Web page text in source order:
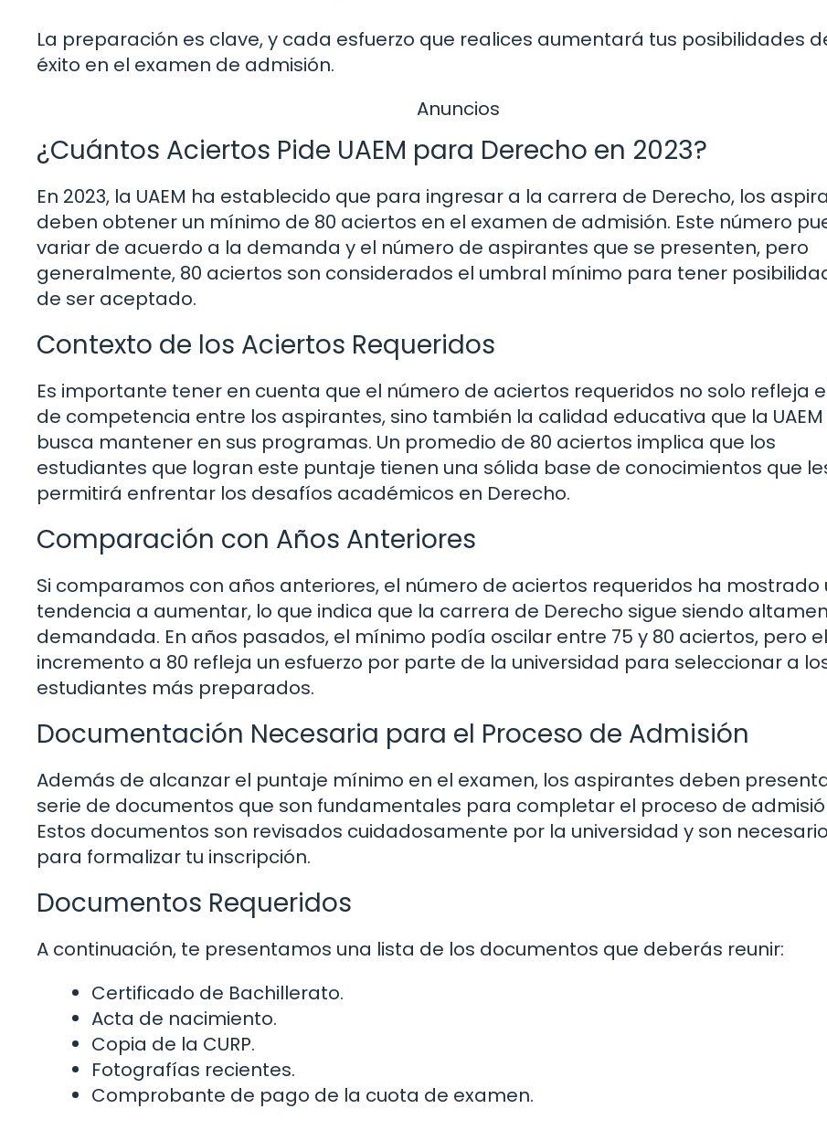
La preparación es clave, y cada esfuerzo que realices aumentará tus posibilidades
éxito en el examen de admisión.
Anuncios
¿Cuántos Aciertos Pide UAEM para Derecho en 2023?
En 2023, la UAEM ha establecido que para ingresar a la carrera de Derecho, los
deben obtener un mínimo de 80 aciertos en el examen de admisión. Este número
variar de acuerdo a la demanda y el número de aspirantes que se presenten, pero
generalmente, 80 aciertos son considerados el umbral mínimo para tener
de ser aceptado.
Contexto de los Aciertos Requeridos
Es importante tener en cuenta que el número de aciertos requeridos no solo refleja
de competencia entre los aspirantes, sino también la calidad educativa que la UAEM
busca mantener en sus programas. Un promedio de 80 aciertos implica que los
estudiantes que logran este puntaje tienen una sólida base de conocimientos que
permitirá enfrentar los desafíos académicos en Derecho.
Comparación con Años Anteriores
Si comparamos con años anteriores, el número de aciertos requeridos ha mostrado
tendencia a aumentar, lo que indica que la carrera de Derecho sigue siendo
demandada. En años pasados, el mínimo podía oscilar entre 75 y 80 aciertos, pero el
incremento a 80 refleja un esfuerzo por parte de la universidad para seleccionar a
estudiantes más preparados.
Documentación Necesaria para el Proceso de Admisión
Además de alcanzar el puntaje mínimo en el examen, los aspirantes deben
serie de documentos que son fundamentales para completar el proceso de
Estos documentos son revisados cuidadosamente por la universidad y son
para formalizar tu inscripción.
Documentos Requeridos
A continuación, te presentamos una lista de los documentos que deberás reunir:
Certificado de Bachillerato.
Acta de nacimiento.
Copia de la CURP.
Fotografías recientes.
Comprobante de pago de la cuota de examen.